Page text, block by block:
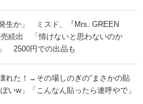
発生か」 ミスド、『Mrs. GREEN
続出 「情けないと思わないのか
2500円での出品も
れた！→その場しのぎの“まさかの貼
いw」「こんなん貼ったら連呼やで」